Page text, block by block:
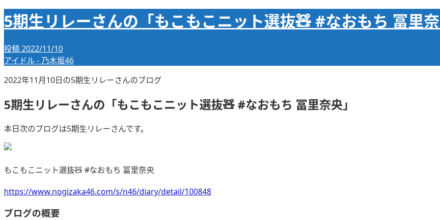
5期生リレーさんの「もこもこニット選抜🧸 #なおもち 冨里
投稿 2022/11/10
アイドル - 乃木坂46
2022年11月10日の5期生リレーさんのブログ
5期生リレーさんの「もこもこニット選抜🧸 #なおもち 冨里奈央」
本日次のブログは5期生リレーさんです。
もこもこニット選抜🧸 #なおもち 冨里奈央
https://www.nogizaka46.com/s/n46/diary/detail/100848
ブログの概要